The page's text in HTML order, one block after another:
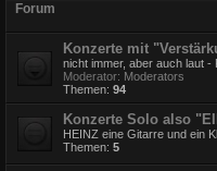
Forum
Konzerte mit
nicht immer, aber auch laut
Moderator: Moderators
Themen: 94
Konzerte Solo also
HEINZ eine Gitarre und ein
Themen: 5